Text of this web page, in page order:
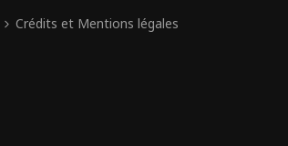
Crédits et Mentions légales